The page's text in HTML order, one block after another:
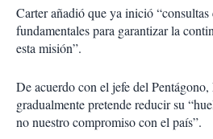
Carter añadió que ya inició “consultas
fundamentales para garantizar la
esta misión”.
De acuerdo con el jefe del
gradualmente pretende reducir su
no nuestro compromiso con el país”.